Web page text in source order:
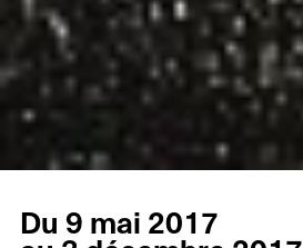
Du 9 mai 2017